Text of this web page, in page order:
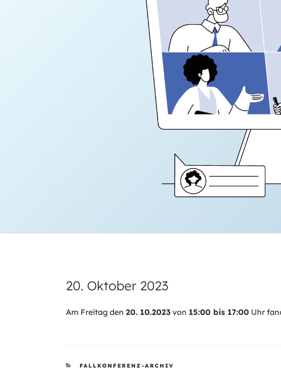
20. Oktober 2023
Am Freitag den20. 10.2023 von 15:00 bis 17:00 Uhr
KATEGORIEN
FALLKONFERENZ-ARCHIV